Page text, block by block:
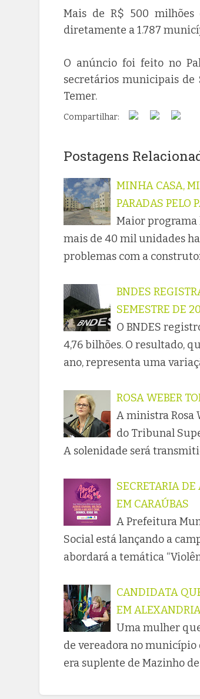
Mais de R$ 500 milhões
diretamente a 1.787
O anúncio foi feito no
secretários municipais de
Temer.
Compartilhar:
Postagens
MINHA CASA,
PARADAS PELO
Maior programa
mais de 40 mil unidades
problemas com a
BNDES
SEMESTRE DE
O BNDES
4,76 bilhões. O resultado,
ano, representa uma
ROSA WEBER
A ministra Rosa
do Tribunal
A solenidade será
SECRETARIA
EM CARAÚBAS
A Prefeitura
Social está lançando a
abordará a temática
CANDIDATA
EM
Uma mulher
de vereadora no município
era suplente de Mazinho